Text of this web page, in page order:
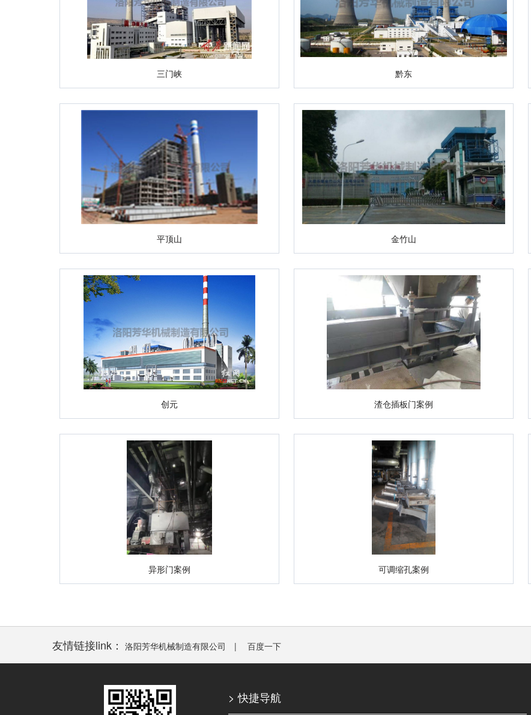
三门峡 黔东
平顶山 金竹山
创元 渣仓插板门案例
异形门案例 可调缩孔案例
友情链接link： 洛阳芳华机械制造有限公司 | 百度一下
> 快捷导航